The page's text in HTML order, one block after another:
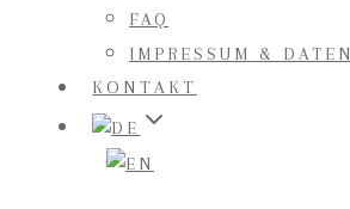
FAQ
IMPRESSUM &
KONTAKT